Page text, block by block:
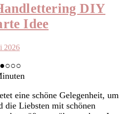
DIY
Idee
2026
eine schöne Gelegenheit, um
die Liebsten mit schönen